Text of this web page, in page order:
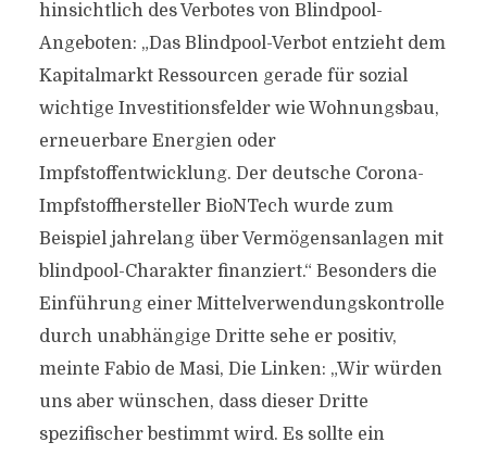
hinsichtlich des Verbotes von Blindpool-
Angeboten: „Das Blindpool-Verbot entzieht dem
Kapitalmarkt Ressourcen gerade für sozial
wichtige Investitionsfelder wie Wohnungsbau,
erneuerbare Energien oder
Impfstoffentwicklung. Der deutsche Corona-
Impfstoffhersteller BioNTech wurde zum
Beispiel jahrelang über Vermögensanlagen mit
blindpool-Charakter finanziert.“ Besonders die
Einführung einer Mittelverwendungskontrolle
durch unabhängige Dritte sehe er positiv,
meinte Fabio de Masi, Die Linken: „Wir würden
uns aber wünschen, dass dieser Dritte
spezifischer bestimmt wird. Es sollte ein